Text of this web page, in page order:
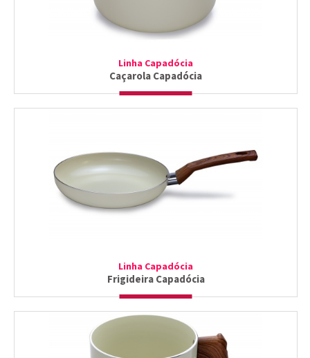
Linha Capadócia
Caçarola Capadócia
Linha Capadócia
Frigideira Capadócia